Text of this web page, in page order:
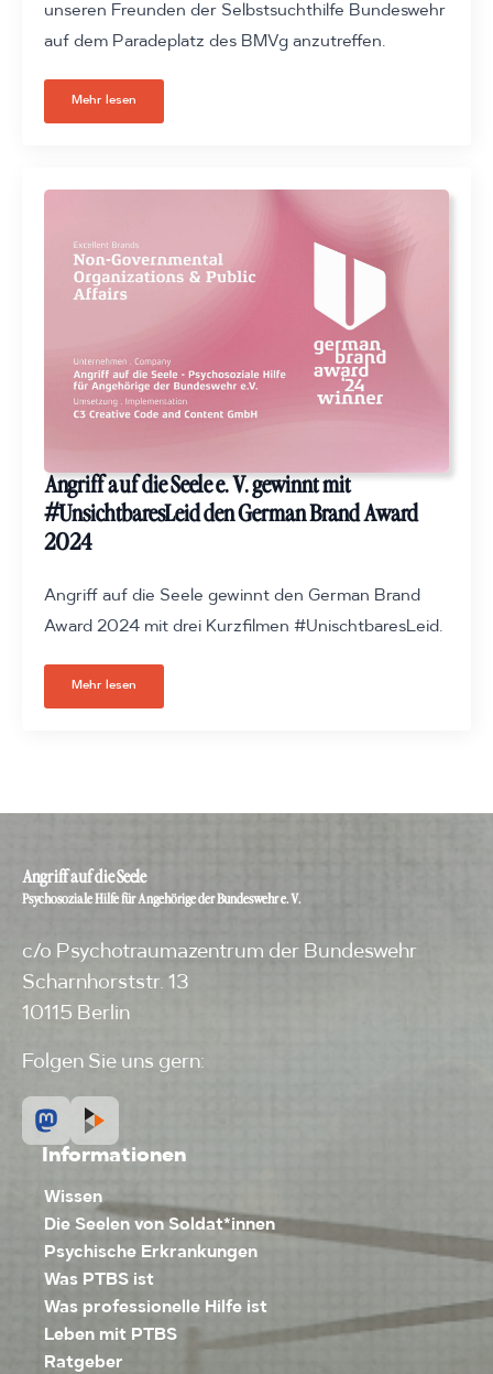
unseren Freunden der Selbstsuchthilfe Bundeswehr
auf dem Paradeplatz des BMVg anzutreffen.
Mehr lesen
Angriff auf die Seele e. V. gewinnt mit
#UnsichtbaresLeid den German Brand Award
2024
Angriff auf die Seele gewinnt den German Brand
Award 2024 mit drei Kurzfilmen #UnischtbaresLeid.
Mehr lesen
Angriff auf die Seele
Psychosoziale Hilfe für Angehörige der Bundeswehr e. V.
c/o Psychotraumazentrum der Bundeswehr
Scharnhorststr. 13
10115 Berlin
Folgen Sie uns gern:
Informationen
Wissen
Die Seelen von Soldat*innen
Psychische Erkrankungen
Was PTBS ist
Was professionelle Hilfe ist
Leben mit PTBS
Ratgeber